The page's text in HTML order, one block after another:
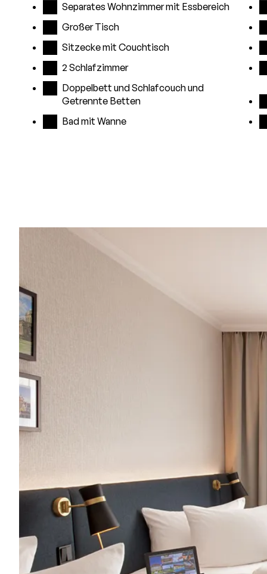
Separates Wohnzimmer mit Essbereich
Großer Tisch
Sitzecke mit Couchtisch
2 Schlafzimmer
Doppelbett und Schlafcouch und
Getrennte Betten
Bad mit Wanne